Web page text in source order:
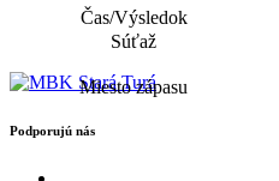
Podporujú nás